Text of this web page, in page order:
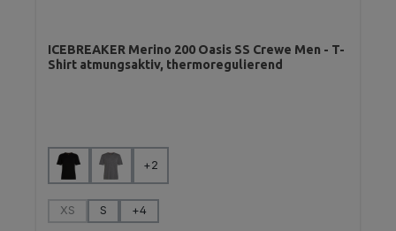
ICEBREAKER Merino 200 Oasis SS Crewe Men - T-
Shirt atmungsaktiv, thermoregulierend
Farbe auswählen
+2
Größe auswählen
XS
(Diese Option ist zurzeit nicht verfügbar.)
S +4